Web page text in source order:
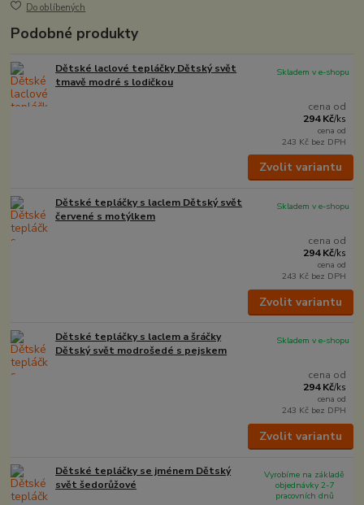
Do oblíbených
Podobné produkty
Dětské laclové tepláčky Dětský svět
tmavě modré s lodičkou
cena od
294 Kč/ks
cena od
243 Kč bez DPH
Skladem v e-shopu
Zvolit variantu
Dětské tepláčky s laclem Dětský svět
červené s motýlkem
cena od
294 Kč/ks
cena od
243 Kč bez DPH
Skladem v e-shopu
Zvolit variantu
Dětské tepláčky s laclem a šráčky
Dětský svět modrošedé s pejskem
cena od
294 Kč/ks
cena od
243 Kč bez DPH
Skladem v e-shopu
Zvolit variantu
Dětské tepláčky se jménem Dětský
svět šedorůžové
Vyrobíme na základě
objednávky 2-7
pracovních dnů